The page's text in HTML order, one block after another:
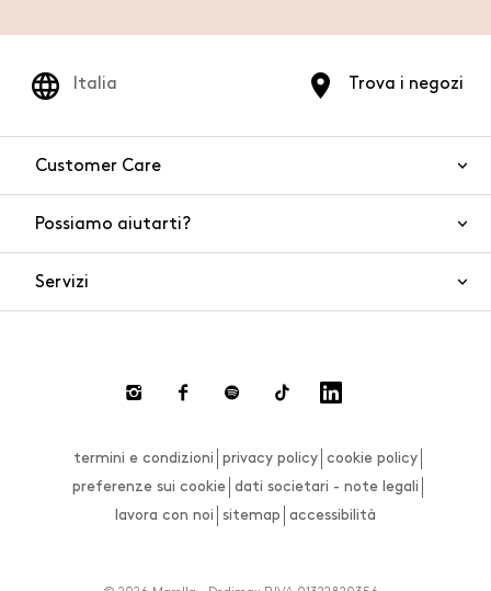
Trova i negozi
Italia
Customer Care
Sicurezza del prodotto
Possiamo aiutarti?
Pagamenti
Effettua un cambio o un reso
Size Guide
Servizi
Click and collect
Smart Shopping
Live Chat
termini e condizioni privacy policy
cookie policy
preferenze sui cookie
dati societari - note legali
lavora con noi
sitemap accessibilità